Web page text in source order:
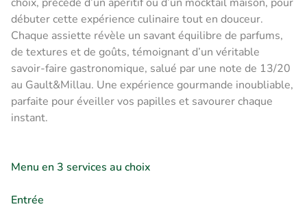
débuter cette expérience culinaire tout en douceur.
Chaque assiette révèle un savant équilibre de parfums,
de textures et de goûts, témoignant d’un véritable
savoir-faire gastronomique, salué par une note de 13/20
au Gault&Millau. Une expérience gourmande inoubliable,
parfaite pour éveiller vos papilles et savourer chaque
instant.
Menu en 3 services au choix
Entrée